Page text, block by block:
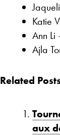
Katie
Ann
Ajla
Related
aux